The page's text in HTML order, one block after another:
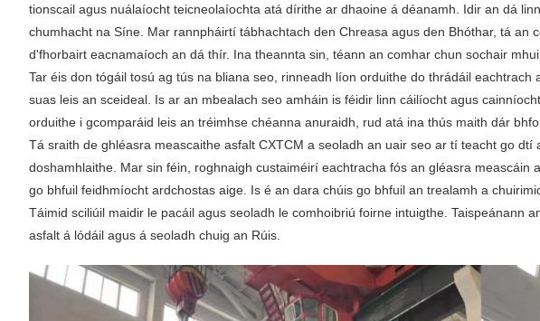
tionscail agus nuálaíocht teicneolaíochta atá dírithe ar dhaoine á déanamh. Idir an dá
chumhacht na Síne. Mar rannpháirtí tábhachtach den Chreasa agus den Bhóthar, tá
d'fhorbairt eacnamaíoch an dá thír. Ina theannta sin, téann an comhar chun sochair
Tar éis don tógáil tosú ag tús na bliana seo, rinneadh líon orduithe do thrádáil
suas leis an sceideal. Is ar an mbealach seo amháin is féidir linn cáilíocht agus
orduithe i gcomparáid leis an tréimhse chéanna anuraidh, rud atá ina thús maith dár
Tá sraith de ghléasra meascaithe asfalt CXTCM a seoladh an uair seo ar tí teacht go
doshamhlaithe. Mar sin féin, roghnaigh custaiméirí eachtracha fós an gléasra
go bhfuil feidhmíocht ardchostas aige. Is é an dara chúis go bhfuil an trealamh a
Táimid sciliúil maidir le pacáil agus seoladh le comhoibriú foirne intuigthe.
asfalt á lódáil agus á seoladh chuig an Rúis.